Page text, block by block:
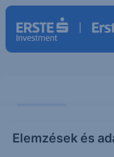
Elemzések és